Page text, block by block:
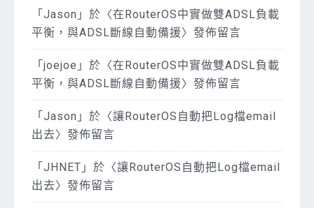
「 Jason 」於〈在RouterOS中實做雙ADSL負載
平衡，與ADSL斷線自動備援〉發佈留言
「 joejoe 」於〈在RouterOS中實做雙ADSL負載
平衡，與ADSL斷線自動備援〉發佈留言
「 Jason 」於〈讓RouterOS自動把Log檔email
出去〉發佈留言
「 JHNET 」於〈讓RouterOS自動把Log檔email
出去〉發佈留言